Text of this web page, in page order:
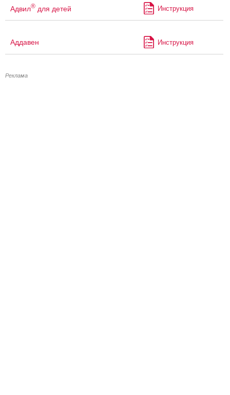
Адвил® для детей Инструкция
Аддавен Инструкция
Реклама